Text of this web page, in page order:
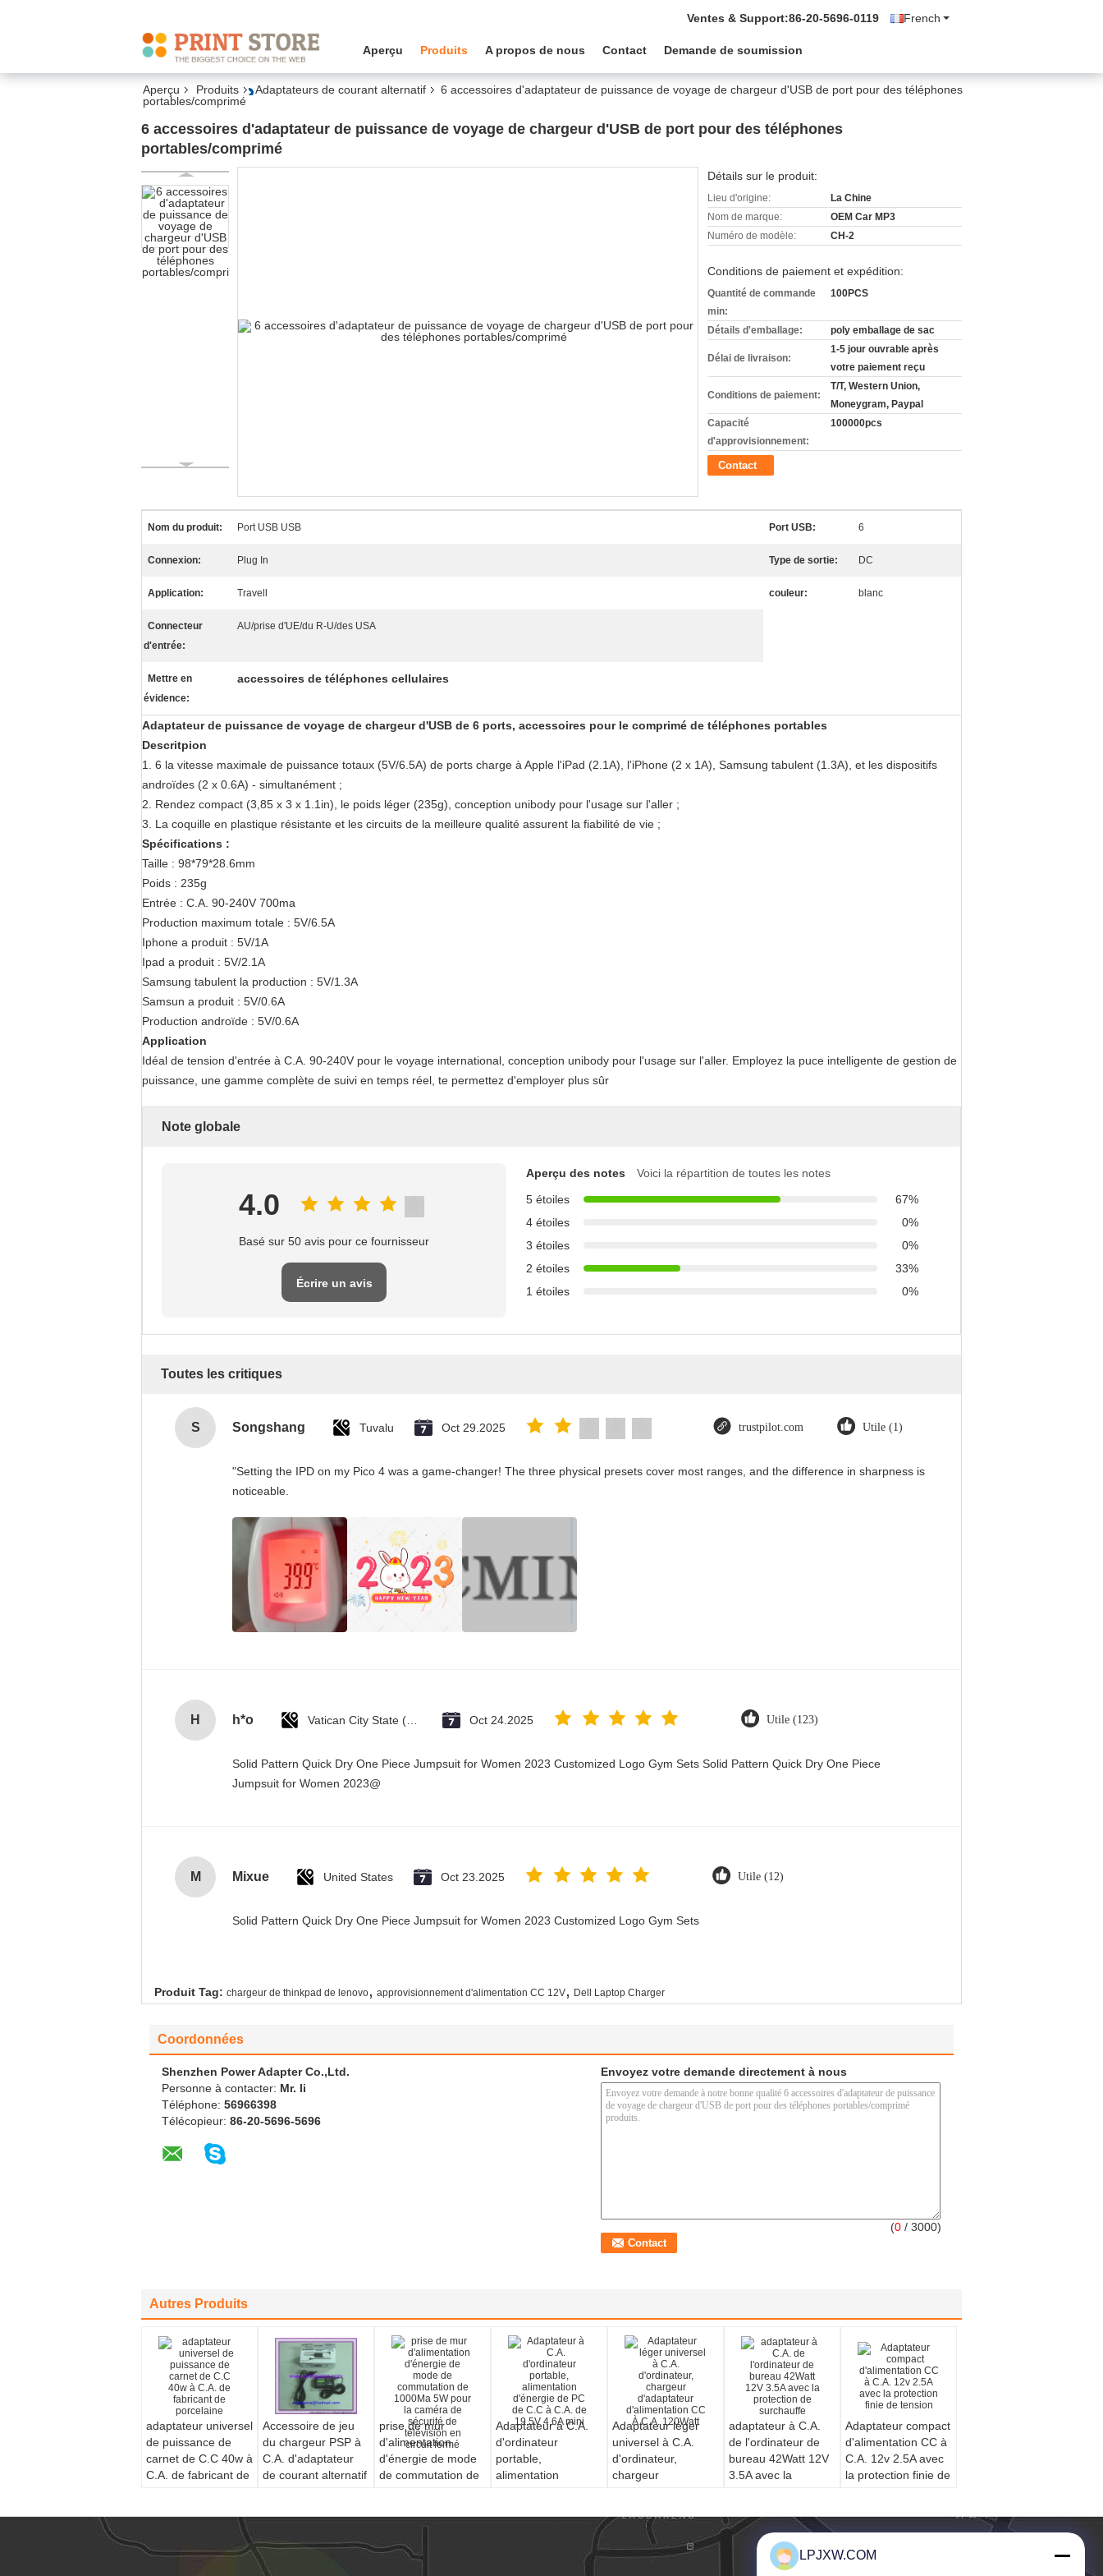
French
Ventes & Support:86-20-5696-0119
Aperçu Produits A propos de nous Contact Demande de soumission
Aperçu Produits Adaptateurs de courant alternatif
6 accessoires d'adaptateur de puissance de voyage de chargeur d'USB de port pour des téléphones
portables/comprimé
6 accessoires d'adaptateur de puissance de voyage de chargeur d'USB de port pour des téléphones
portables/comprimé
Détails sur le produit:
Lieu d'origine:
La Chine
Nom de marque:
OEM Car MP3
Numéro de modèle:
CH-2
Conditions de paiement et expédition:
Quantité de commande
min:
100PCS
Détails d'emballage: poly emballage de sac
Délai de livraison:
1-5 jour ouvrable après
votre paiement reçu
Conditions de paiement:
T/T, Western Union,
Moneygram, Paypal
Capacité
d'approvisionnement:
100000pcs
Contact
Nom du produit: Port USB USB Port USB: 6
Connexion: Plug In Type de sortie: DC
Application: Travell couleur: blanc
Connecteur
d'entrée:
AU/prise d'UE/du R-U/des USA
Mettre en
évidence:
accessoires de téléphones cellulaires
Adaptateur de puissance de voyage de chargeur d'USB de 6 ports, accessoires pour le comprimé de téléphones portables
Descritpion
1. 6 la vitesse maximale de puissance totaux (5V/6.5A) de ports charge à Apple l'iPad (2.1A), l'iPhone (2 x 1A), Samsung tabulent (1.3A), et les dispositifs
androïdes (2 x 0.6A) - simultanément ;
2. Rendez compact (3,85 x 3 x 1.1in), le poids léger (235g), conception unibody pour l'usage sur l'aller ;
3. La coquille en plastique résistante et les circuits de la meilleure qualité assurent la fiabilité de vie ;
Spécifications :
Taille : 98*79*28.6mm
Poids : 235g
Entrée : C.A. 90-240V 700ma
Production maximum totale : 5V/6.5A
Iphone a produit : 5V/1A
Ipad a produit : 5V/2.1A
Samsung tabulent la production : 5V/1.3A
Samsun a produit : 5V/0.6A
Production androïde : 5V/0.6A
Application
Idéal de tension d'entrée à C.A. 90-240V pour le voyage international, conception unibody pour l'usage sur l'aller. Employez la puce intelligente de gestion de
puissance, une gamme complète de suivi en temps réel, te permettez d'employer plus sûr
Note globale
4.0
Basé sur 50 avis pour ce fournisseur
Écrire un avis
Aperçu des notes
Voici la répartition de toutes les notes
5 étoiles
67%
4 étoiles
0%
3 étoiles
0%
2 étoiles
33%
1 étoiles
0%
Toutes les critiques
S Songshang Tuvalu Oct 29.2025 trustpilot.com Utile (1)
"Setting the IPD on my Pico 4 was a game-changer! The three physical presets cover most ranges, and the difference in sharpness is
noticeable.
H h*o Oct 24.2025 Utile (123)
Solid Pattern Quick Dry One Piece Jumpsuit for Women 2023 Customized Logo Gym Sets Solid Pattern Quick Dry One Piece
Jumpsuit for Women 2023@
M Mixue United States Oct 23.2025 Utile (12)
Solid Pattern Quick Dry One Piece Jumpsuit for Women 2023 Customized Logo Gym Sets
Produit Tag: chargeur de thinkpad de lenovo, approvisionnement d'alimentation CC 12V, Dell Laptop Charger
Coordonnées
Shenzhen Power Adapter Co.,Ltd.
Personne à contacter: Mr. li
Téléphone: 56966398
Télécopieur: 86-20-5696-5696
Envoyez votre demande directement à nous
(0 / 3000)
Autres Produits
adaptateur universel
de puissance de
carnet de C.C 40w à
C.A. de fabricant de
Accessoire de jeu
du chargeur PSP à
C.A. d'adaptateur
de courant alternatif
prise de mur
d'alimentation
d'énergie de mode
de commutation de
de télévision en
circuit fermé
Adaptateur à C.A.
d'ordinateur
portable,
alimentation
Adaptateur léger
universel à C.A.
d'ordinateur,
chargeur
C.A. 120Watt
adaptateur à C.A.
de l'ordinateur de
bureau 42Watt 12V
3.5A avec la
Adaptateur compact
d'alimentation CC à
C.A. 12v 2.5A avec
la protection finie de
LPJXW.COM